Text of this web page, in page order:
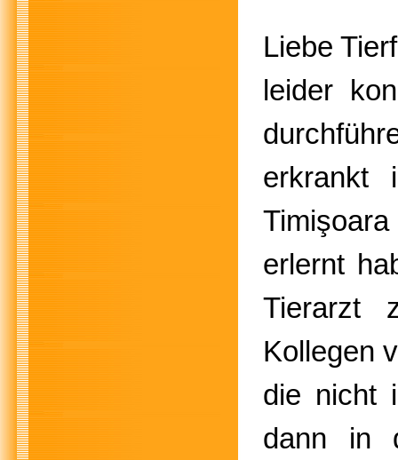
Liebe
leider
erkrankt
erlernt
Tierarzt
Kollegen
die nicht
dann in